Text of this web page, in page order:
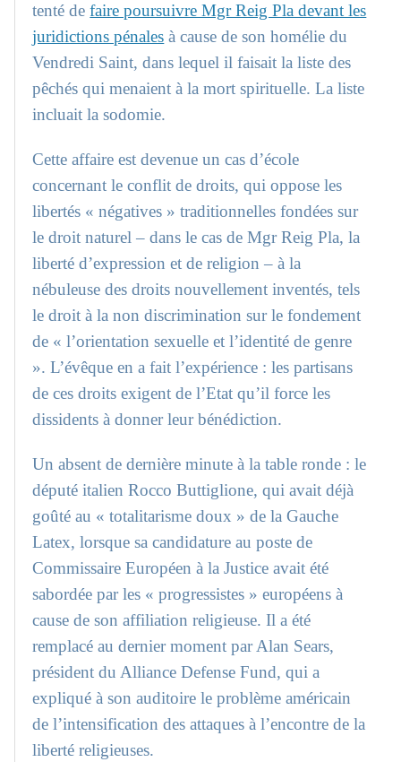
tenté defaire poursuivre Mgr Reig Pla devant les
juridictions pénales à cause de son homélie du
Vendredi Saint, dans lequel il faisait la liste des
pêchés qui menaient à la mort spirituelle. La liste
incluait la sodomie.
Cette affaire est devenue un cas d’école
concernant le conflit de droits, qui oppose les
libertés « négatives » traditionnelles fondées sur
le droit naturel – dans le cas de Mgr Reig Pla, la
liberté d’expression et de religion – à la
nébuleuse des droits nouvellement inventés, tels
le droit à la non discrimination sur le fondement
de « l’orientation sexuelle et l’identité de genre
». L’évêque en a fait l’expérience : les partisans
de ces droits exigent de l’Etat qu’il force les
dissidents à donner leur bénédiction.
Un absent de dernière minute à la table ronde : le
député italien Rocco Buttiglione, qui avait déjà
goûté au « totalitarisme doux » de la Gauche
Latex, lorsque sa candidature au poste de
Commissaire Européen à la Justice avait été
sabordée par les « progressistes » européens à
cause de son affiliation religieuse. Il a été
remplacé au dernier moment par Alan Sears,
président du Alliance Defense Fund, qui a
expliqué à son auditoire le problème américain
de l’intensification des attaques à l’encontre de la
liberté religieuses.